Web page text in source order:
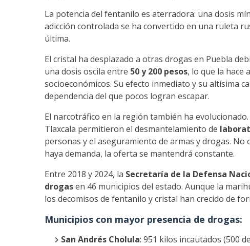
La potencia del fentanilo es aterradora: una dosis
adicción controlada se ha convertido en una ruleta
última.
El cristal ha desplazado a otras drogas en Puebla
una dosis oscila entre 50 y 200 pesos, lo que la hace
socioeconómicos. Su efecto inmediato y su altísima
dependencia del que pocos logran escapar.
El narcotráfico en la región también ha
Tlaxcala permitieron el desmantelamiento de
personas y el aseguramiento de armas y drogas.
haya demanda, la oferta se mantendrá constante.
Entre 2018 y 2024, la Secretaría de la Defensa
drogasen 46 municipios del estado. Aunque la
los decomisos de fentanilo y cristal han crecido de
Municipios con mayor presencia de drogas:
San Andrés Cholula: 951 kilos incautados (500